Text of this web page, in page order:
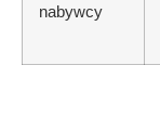
nabywcy